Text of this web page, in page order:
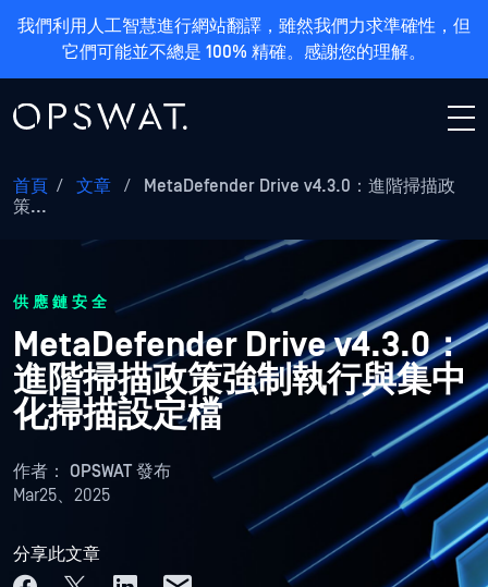
我們利用人工智慧進行網站翻譯，雖然我們力求準確性，但
它們可能並不總是 100% 精確。感謝您的理解。
首頁 / 文章 /
MetaDefender Drive v4.3.0：進階掃描政
策...
供應鏈安全
MetaDefender Drive v4.3.0：
進階掃描政策強制執行與集中
化掃描設定檔
作者： OPSWAT 發布
Mar25、2025
分享此文章